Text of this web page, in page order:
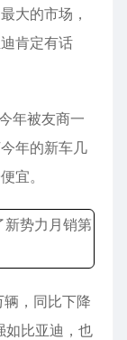
大的市场，
肯定有话
年被友商一
年的新车几
宜。
，同比下降
如比亚迪，也